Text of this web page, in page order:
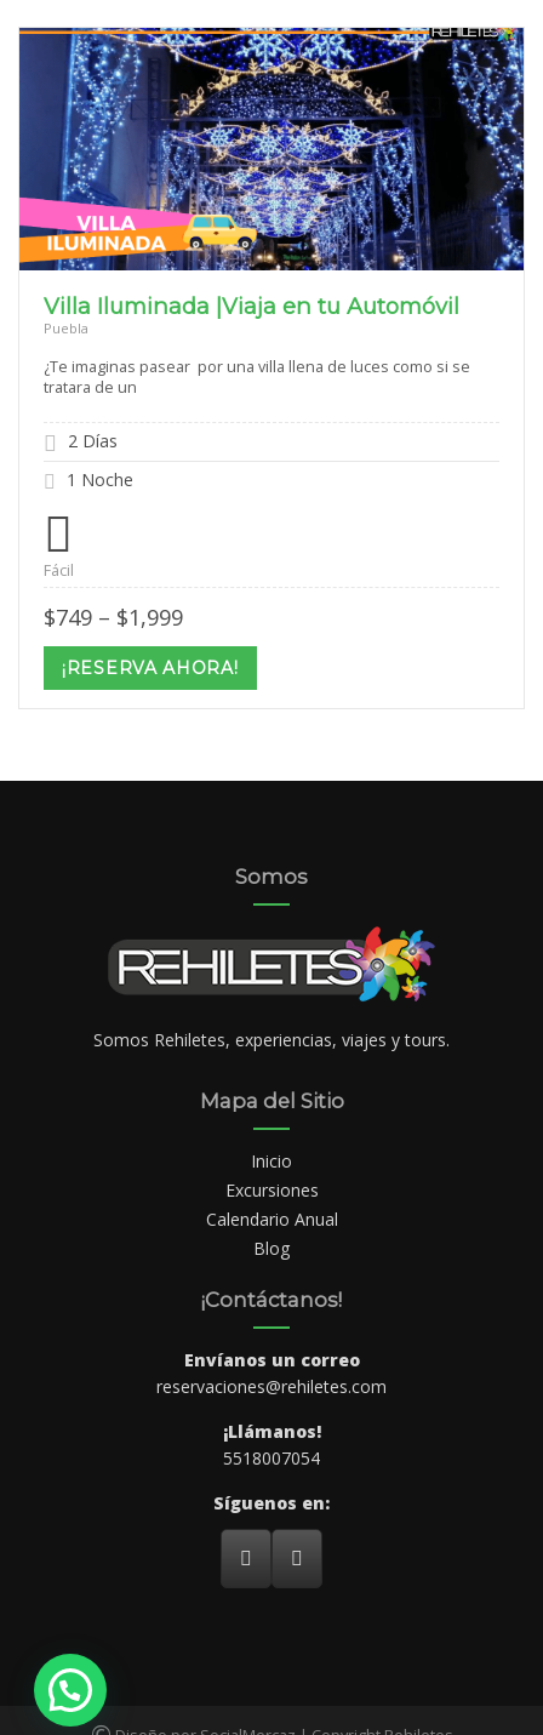
Villa Iluminada |Viaja en tu Automóvil
Puebla
¿Te imaginas pasear por una villa llena de luces como si se
tratara de un
2 Días
1 Noche
Fácil
$749 – $1,999Price
$749
through
$1,999
¡RESERVA AHORA!
Somos
Somos Rehiletes, experiencias, viajes y tours.
Mapa del Sitio
Inicio
Excursiones
Calendario Anual
Blog
¡Contáctanos!
Envíanos un correo
reservaciones@rehiletes.com
¡Llámanos!
5518007054
Síguenos en: